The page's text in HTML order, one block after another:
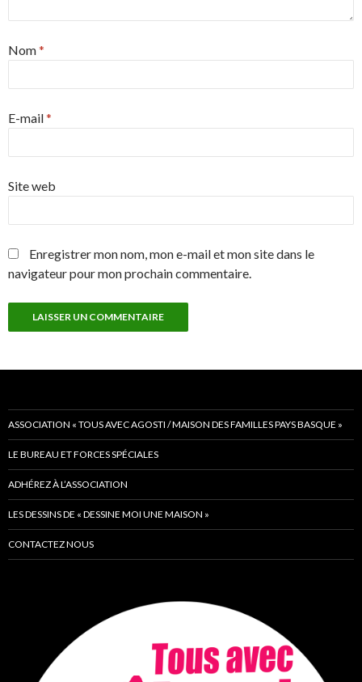
Nom*
E-mail*
Site web
Enregistrer mon nom, mon e-mail et mon site dans le
navigateur pour mon prochain commentaire.
ASSOCIATION « TOUS AVEC AGOSTI / MAISON DES FAMILLES PAYS BASQUE »
LE BUREAU ET FORCES SPÉCIALES
ADHÉREZ À L’ASSOCIATION
LES DESSINS DE « DESSINE MOI UNE MAISON »
CONTACTEZ NOUS